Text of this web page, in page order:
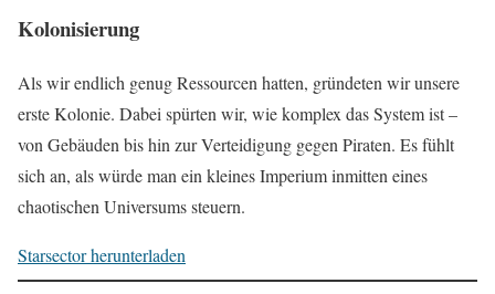
Kolonisierung
Als wir endlich genug Ressourcen hatten, gründeten wir unsere
erste Kolonie. Dabei spürten wir, wie komplex das System ist –
von Gebäuden bis hin zur Verteidigung gegen Piraten. Es fühlt
sich an, als würde man ein kleines Imperium inmitten eines
chaotischen Universums steuern.
Starsector herunterladen